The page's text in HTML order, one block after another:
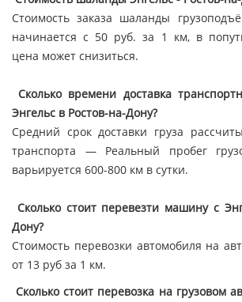
Стоимость заказа шаланды
начинается с 50 руб. за 1 км, в
цена может снизиться.
Сколько времени доставка
Энгельс в Ростов-на-Дону?
Средний срок доставки груза
транспорта — Реальный пробег
варьируется 600-800 км в сутки.
Сколько стоит перевезти машину с
Дону?
Стоимость перевозки автомобиля на
от 13 руб за 1 км.
Сколько стоит перевозка на грузовом